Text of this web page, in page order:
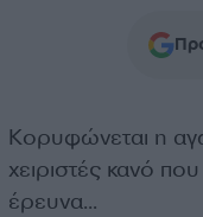
Κορυφώνεται η
χειριστές κανό
έρευνα…